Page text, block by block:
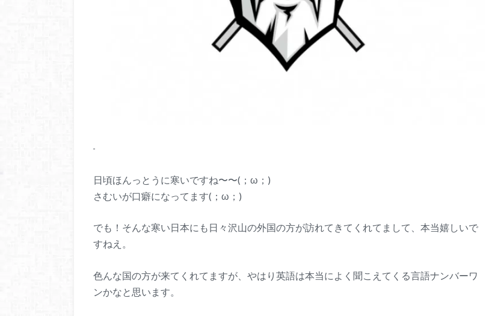
日頃ほんっとうに寒いですね〜〜(；ω；)
さむいが口癖になってます(；ω；)
でも！そんな寒い日本にも日々沢山の外国の方が訪れてきてくれてまして、本当嬉しいで
すねえ。
色んな国の方が来てくれてますが、やはり英語は本当によく聞こえてくる言語ナンバーワ
ンかなと思います。